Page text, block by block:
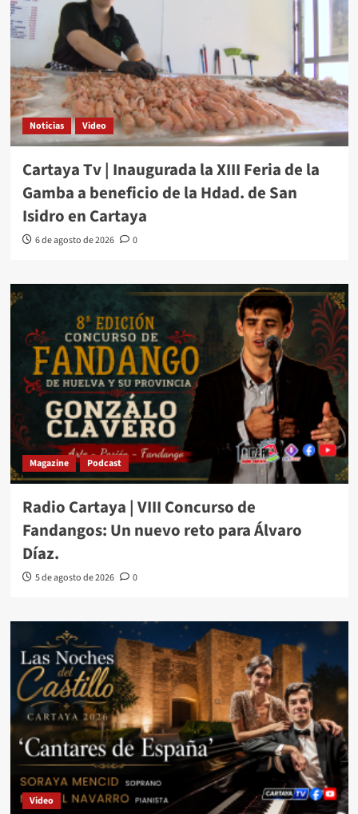
Noticias Video
Cartaya Tv | Inaugurada la XIII Feria de la
Gamba a beneficio de la Hdad. de San
Isidro en Cartaya
6 de agosto de 2026 0
Magazine Podcast
Radio Cartaya | VIII Concurso de
Fandangos: Un nuevo reto para Álvaro
Díaz.
5 de agosto de 2026 0
Video